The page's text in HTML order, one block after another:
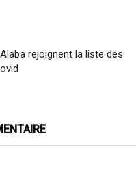
rejoignent la liste des